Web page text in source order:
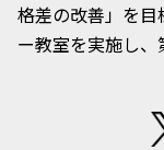
格差の改善」を
ー教室を実施し、